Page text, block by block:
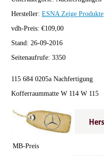
Hersteller: ESNA Zeige Produkte
vdh-Preis: €109,00
Stand: 26-09-2016
Seitenaufrufe: 3350
115 684 0205a Nachfertigung
Kofferraummatte W 114 W 115
MB-Preis